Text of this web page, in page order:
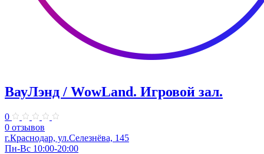
ВауЛэнд / WowLand. ​Игровой зал.
0
0 отзывов
г.Краснодар, ул.Селезнёва, 145
Пн-Вс 10:00-20:00